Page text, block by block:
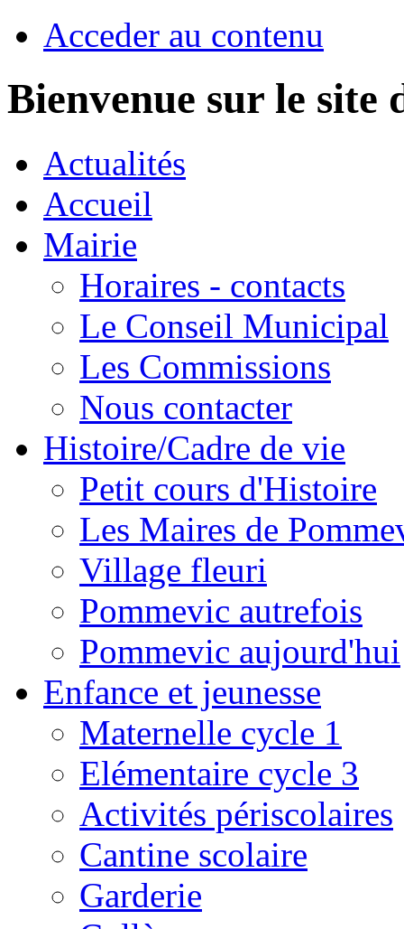
Acceder au contenu
Bienvenue sur le site
Actualités
Accueil
Mairie
Horaires - contacts
Le Conseil Municipal
Les Commissions
Nous contacter
Histoire/Cadre de vie
Petit cours d'Histoire
Les Maires de
Village fleuri
Pommevic autrefois
Pommevic aujourd'hui
Enfance et jeunesse
Maternelle cycle 1
Elémentaire cycle 3
Activités périscolaires
Cantine scolaire
Garderie